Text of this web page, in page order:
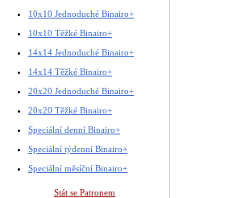
10x10 Jednoduché Binairo+
10x10 Těžké Binairo+
14x14 Jednoduché Binairo+
14x14 Těžké Binairo+
20x20 Jednoduché Binairo+
20x20 Těžké Binairo+
Speciální denní Binairo+
Speciální týdenní Binairo+
Speciální měsíční Binairo+
Stát se Patronem